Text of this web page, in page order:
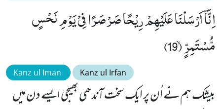
اِنَّاۤ اَرْسَلْنَا عَلَیْهِمْ رِیْحًا صَرْصَرًا فِیْ یَوْمِ نَحْسٍ
مُّسْتَمِرٍّۙ (19)
Kanz ul Iman Kanz ul Irfan
بیشک ہم نے اُن پر ایک سخت آندھی بھیجی ایسے دن میں